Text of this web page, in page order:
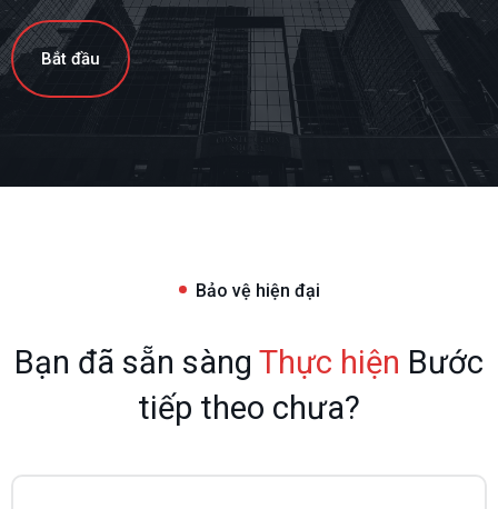
Bắt đầu
Bảo vệ hiện đại
Bạn đã sẵn sàng Thực hiện Bước
tiếp theo chưa?